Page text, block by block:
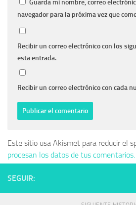
Guarda mi nombre, correo
navegador para la próxima vez que
Recibir un correo electrónico con los
esta entrada.
Recibir un correo electrónico con cada
Este sitio usa Akismet para reducir el
procesan los datos de tus comentarios.
SEGUIR: